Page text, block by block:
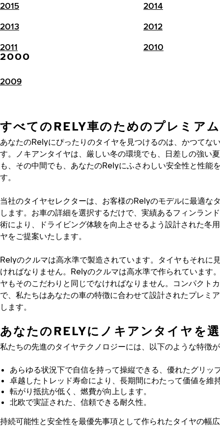
2015 2014
2013 2012
2011 2010
2000
2009
すべてのRELY車のためのプレミア
あなたのRelyにぴったりのタイヤを見つけるのは、かつてな
す。ノキアンタイヤは、厳しい冬の環境でも、日差しの強い
も、その中間でも、あなたのRelyにふさわしい安全性と性能
す。
当社のタイヤセレクターは、お客様のRelyのモデルに最適な
します。お車の詳細を選択するだけで、実績あるフィンラン
術により、ドライビング体験を向上させるよう設計された冬
ヤをご提案いたします。
Relyのクルマは高水準で製造されています。タイヤもそれに
ければなりません。Relyのクルマは高水準で作られています
ヤもそのこだわりと同じでなければなりません。コンパクト
で、私たちはあなたの車の特徴に合わせて設計されたプレミ
します。
あなたのRELYにノキアンタイヤを
私たちの先進のタイヤテクノロジーには、以下のような特徴
あらゆる状況下で自信を持って操縦できる、優れたグリッ
卓越したトレッド寿命により、長期間にわたって価値を維
転がり抵抗が低く、燃費が向上します。
北欧で実証された、信頼できる耐久性。
持続可能性と安全性を最優先事項として作られたタイヤの幅